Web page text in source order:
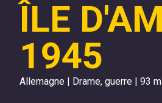
ÎLE
1945
Allemagne | Drame, guerre | 93